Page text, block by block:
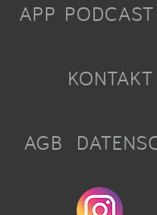
APP PODCAST
KONTAKT
AGB